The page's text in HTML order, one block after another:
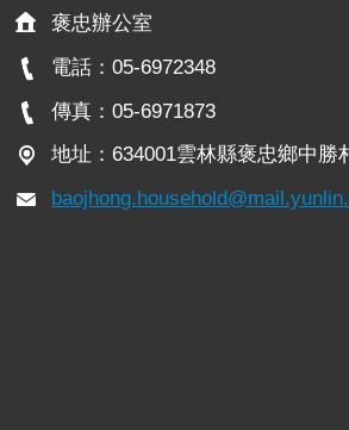
褒忠辦公室
電話：05-6972348
傳真：05-6971873
地址：634001雲林縣褒忠鄉中勝